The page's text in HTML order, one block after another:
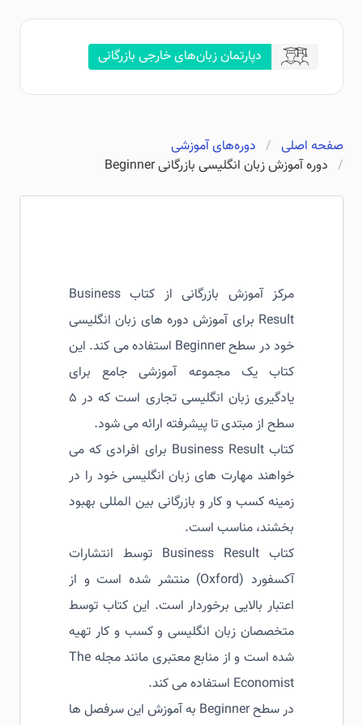
دپارتمان زبان‌های خارجی بازرگانی
صفحه اصلی
دوره‌های آموزشی
دوره آموزش زبان انگلیسی بازرگانی Beginner
مرکز آموزش بازرگانی از کتاب Business
Result برای آموزش دوره های زبان انگلیسی
خود در سطح Beginner استفاده می کند. این
کتاب یک مجموعه آموزشی جامع برای
یادگیری زبان انگلیسی تجاری است که در ۵
سطح از مبتدی تا پیشرفته ارائه می شود.
کتاب Business Result برای افرادی که می
خواهند مهارت های زبان انگلیسی خود را در
زمینه کسب و کار و بازرگانی بین المللی بهبود
بخشند، مناسب است.
کتاب Business Result توسط انتشارات
آکسفورد (Oxford) منتشر شده است و از
اعتبار بالایی برخوردار است. این کتاب توسط
متخصصان زبان انگلیسی و کسب و کار تهیه
شده است و از منابع معتبری مانند مجله The
Economist استفاده می کند.
در سطح Beginner به آموزش این سرفصل ها